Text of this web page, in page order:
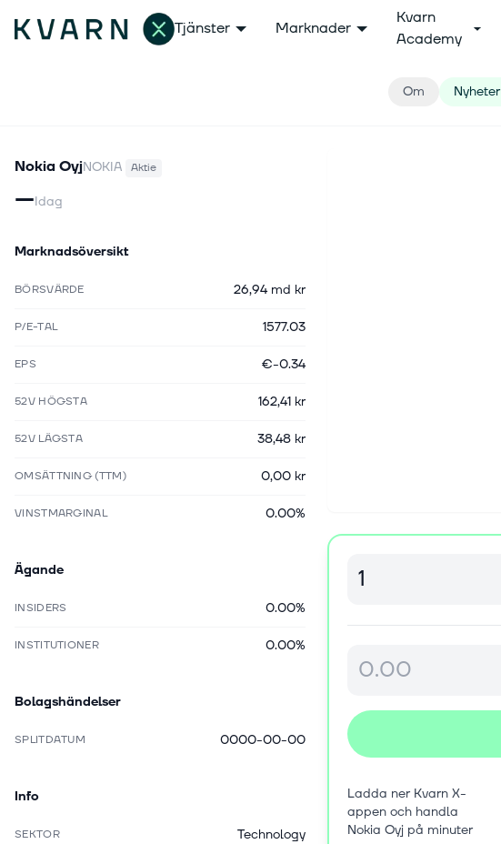
Tjänster Marknader
Kvarn
Academy
Om Nyheter
Nokia OyjNOKIA Aktie
—Idag
Marknadsöversikt
BÖRSVÄRDE 26,94 md kr
P/E-TAL 1577.03
EPS €-0.34
52V HÖGSTA 162,41 kr
52V LÄGSTA 38,48 kr
OMSÄTTNING (TTM) 0,00 kr
VINSTMARGINAL 0.00%
Ägande
INSIDERS 0.00%
INSTITUTIONER 0.00%
Bolagshändelser
SPLITDATUM 0000-00-00
Info
SEKTOR Technology
Ladda ner Kvarn X-
appen och handla
Nokia Oyj på minuter